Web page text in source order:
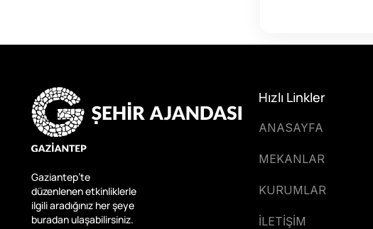
Gaziantep’te
düzenlenen etkinliklerle
ilgili aradığınız her şeye
buradan ulaşabilirsiniz.
Hızlı Linkler
ANASAYFA
MEKANLAR
KURUMLAR
İLETİŞİM